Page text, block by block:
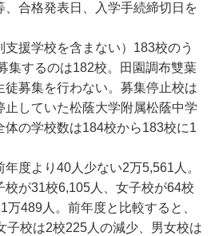
、合格発表日、入学手続締切日を
援学校を含まない）183校のう
集するのは182校。田園調布雙葉
徒募集を行わない。募集停止校は
止していた松蔭大学附属松蔭中学
体の学校数は184校から183校に1
度より40人少ない2万5,561人。
が31校6,105人、女子校が64校
489人。前年度と比較すると、
子校は2校225人の減少、男女校は